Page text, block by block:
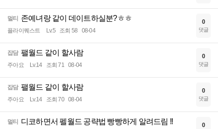
멀티 존예녀랑 같이 데이트하실분?ㅎㅎ
플라이퀘스트 Lv.5 조회 58 08-04
0
댓글
잡담 팰월드 같이 할사람
주아요 Lv.14 조회 71 08-04
0
댓글
잡담 팰월드 같이 할사람
주아요 Lv.14 조회 70 08-04
0
댓글
멀티 디코하면서 펠월드 공략법 빵빵하게 알려드림 !! 0